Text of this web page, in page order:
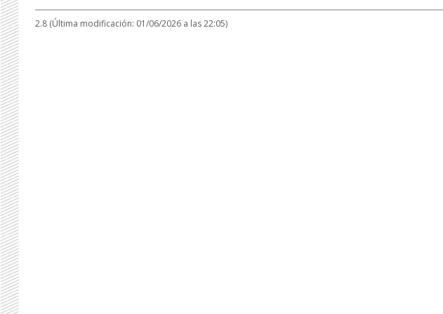
2.8 (Última modificación: 01/06/2026 a las 22:05)